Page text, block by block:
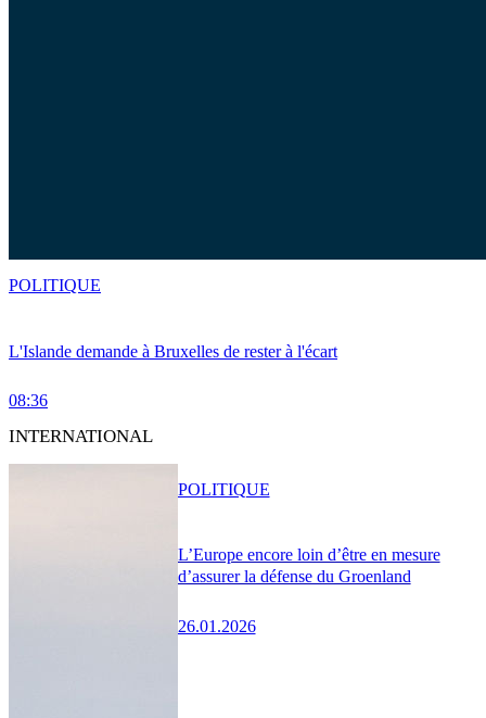
L'Islande demande à Bruxelles de rester à l'écart
08:36
POLITIQUE
INTERNATIONAL
L’Europe encore loin d’être en mesure
d’assurer la défense du Groenland
26.01.2026
POLITIQUE